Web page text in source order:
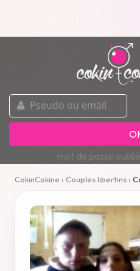
pseudo
ou
email
mot de passe oublié
CokinCokine › Couples libertins›